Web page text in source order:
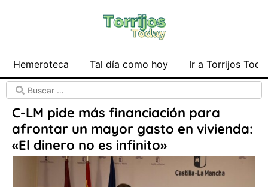
Hemeroteca Tal día como hoy Ir a Torrijos
C-LM pide más financiación para
afrontar un mayor gasto en vivienda:
«El dinero no es infinito»